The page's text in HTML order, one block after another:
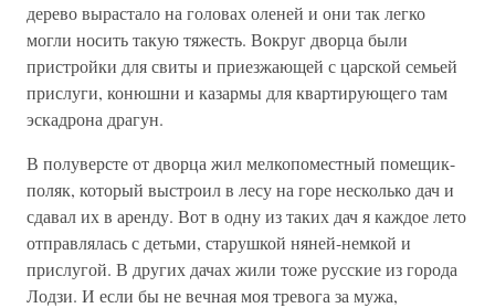
дерево вырастало на головах оленей и они так легко
могли носить такую тяжесть. Вокруг дворца были
пристройки для свиты и приезжающей с царской семьей
прислуги, конюшни и казармы для квартирующего там
эскадрона драгун.
В полуверсте от дворца жил мелкопоместный помещик-
поляк, который выстроил в лесу на горе несколько дач и
сдавал их в аренду. Вот в одну из таких дач я каждое лето
отправлялась с детьми, старушкой няней-немкой и
прислугой. В других дачах жили тоже русские из города
Лодзи. И если бы не вечная моя тревога за мужа,